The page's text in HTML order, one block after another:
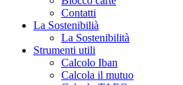
Contatti
La Sostenibilià
La Sostenibilità
Strumenti utili
Calcolo Iban
Calcola il mutuo